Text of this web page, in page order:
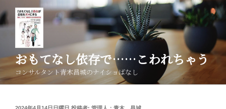
ン
テ
へ
ス
おもてなし依存で……こわれちゃう
コンサルタント青木昌城のナイショばなし
投